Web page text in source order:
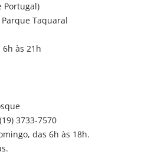
Portugal)
Taquaral
às 21h
3733-7570
das 6h às 18h.